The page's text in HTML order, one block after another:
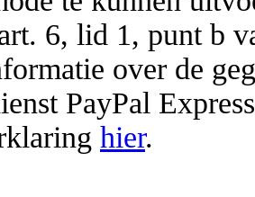
6, lid 1, punt b
over de
PayPal
hier.